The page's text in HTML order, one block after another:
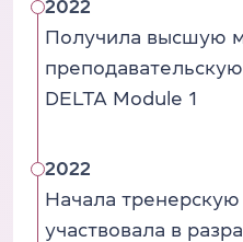
2022
Получила высшую
DELTA Module 1
2022
Начала
участвовала в